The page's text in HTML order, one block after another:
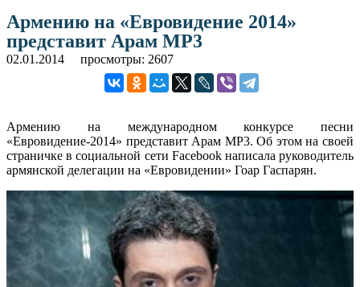
Армению на «Евровидение 2014»
представит Арам MP3
02.01.2014 просмотры: 2607
Армению на международном конкурсе песни
«Евровидение-2014» представит Арам MP3. Об этом на своей
страничке в социальной сети Facebook написала руководитель
армянской делегации на «Евровидении» Гоар Гаспарян.